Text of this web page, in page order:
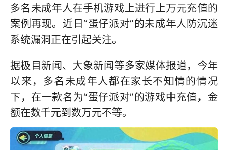
多名未成年人在手机游戏上进行上万元充值的
案例再现。近日“蛋仔派对”的未成年人防沉迷
系统漏洞正在引起关注。
据极目新闻、大象新闻等多家媒体报道，今年
以来，多名未成年人都在家长不知情的情况
下，在一款名为“蛋仔派对”的游戏中充值，金
额在数千元到数万元不等。